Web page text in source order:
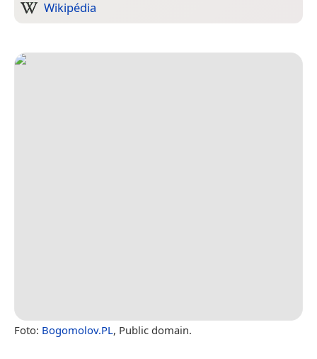
Wikipédia
Foto: Bogomolov.PL, Public domain.